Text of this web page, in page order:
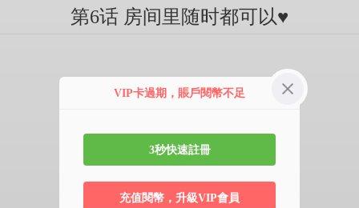
第6话 房间里随时都可以♥
VIP卡過期，賬戶閱幣不足
3秒快速註冊
充值閱幣，升級VIP會員